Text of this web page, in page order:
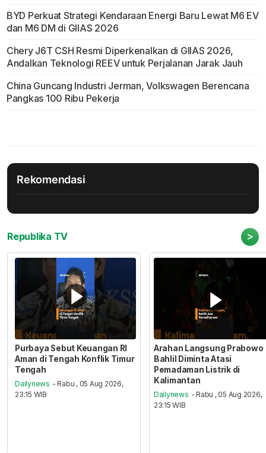
BYD Perkuat Strategi Kendaraan Energi Baru Lewat M6 EV
dan M6 DM di GIIAS 2026
Chery J6T CSH Resmi Diperkenalkan di GIIAS 2026,
Andalkan Teknologi REEV untuk Perjalanan Jarak Jauh
China Guncang Industri Jerman, Volkswagen Berencana
Pangkas 100 Ribu Pekerja
Rekomendasi
Republika TV >
Purbaya Sebut Keuangan RI
Aman di Tengah Konflik Timur
Tengah
Dailynews - Rabu , 05 Aug 2026,
23:15 WIB
Arahan Langsung Prabowo
Bahlil Diminta Atasi
Pemadaman Listrik di
Kalimantan
Dailynews - Rabu , 05 Aug 2026,
23:15 WIB